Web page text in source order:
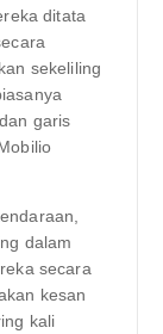
ditata
sekeliling
garis
dalam
secara
kesan
kali